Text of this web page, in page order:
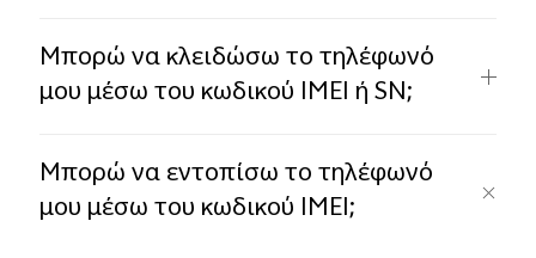
Μπορώ να κλειδώσω το τηλέφωνό
μου μέσω του κωδικού IMEI ή SN;
Μπορώ να εντοπίσω το τηλέφωνό
μου μέσω του κωδικού IMEI;